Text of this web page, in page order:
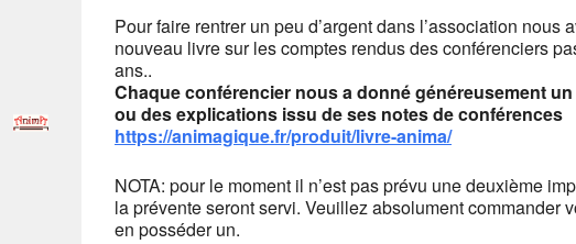
Pour faire rentrer un peu d’argent dans l’association nous
nouveau livre sur les comptes rendus des conférenciers
ans..
Chaque conférencier nous a donné généreusement
ou des explications issu de ses notes de conférences
https://animagique.fr/produit/livre-anima/
NOTA: pour le moment il n’est pas prévu une deuxième
la prévente seront servi. Veuillez absolument commander
en posséder un.